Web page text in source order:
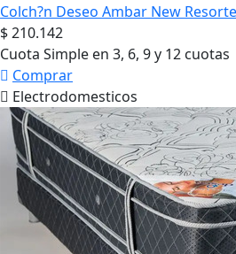
Colch?n Deseo Ambar New
$ 210.142
Cuota Simple en 3, 6, 9 y 12 cuotas
Comprar
Electrodomesticos